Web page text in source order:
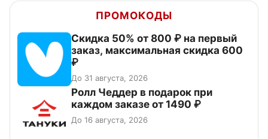
ПРОМОКОДЫ
Скидка 50% от 800 ₽ на первый
заказ, максимальная скидка 600
₽
До 31 августа, 2026
Ролл Чеддер в подарок при
каждом заказе от 1490 ₽
До 16 августа, 2026